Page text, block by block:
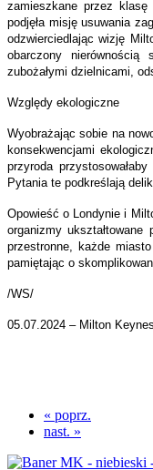
zamieszkane przez klasę
podjęła misję usuwania
odzwierciedlając wizję
obarczony nierównością
zubożałymi dzielnicami,
Względy ekologiczne
Wyobrażając sobie na
konsekwencjami
przyroda
Pytania te podkreślają
Opowieść o Londynie i
organizmy
przestronne, każde
pamiętając o
/WS/
05.07.2024 – Milton Keynes
« poprz.
nast. »